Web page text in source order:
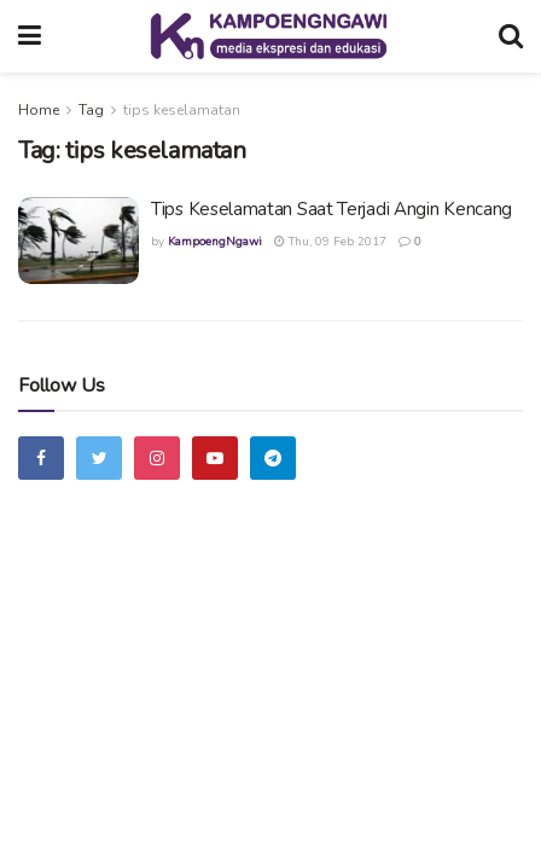
Home Tag tips keselamatan
Tag:tips keselamatan
Tips Keselamatan Saat Terjadi Angin Kencang
by KampoengNgawi Thu, 09 Feb 2017 0
Follow Us